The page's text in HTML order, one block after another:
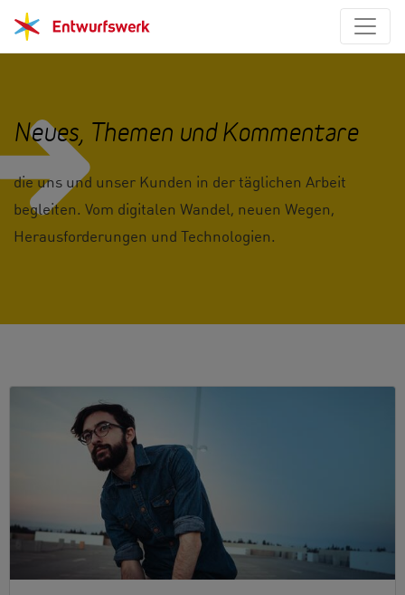
Neues, Themen und Kommentare
die uns und unser Kunden in der täglichen Arbeit
begleiten. Vom digitalen Wandel, neuen Wegen,
Herausforderungen und Technologien.